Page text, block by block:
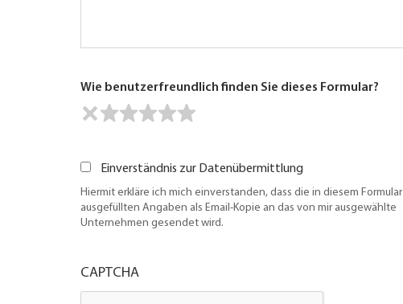
Wie benutzerfreundlich finden Sie dieses Formular?
Einverständnis zur Datenübermittlung
Hiermit erkläre ich mich einverstanden, dass die in diesem Formular
ausgefüllten Angaben als Email-Kopie an das von mir ausgewählte
Unternehmen gesendet wird.
CAPTCHA